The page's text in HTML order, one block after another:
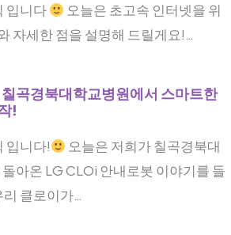
입니다
오늘은 초고속 인터넷을 위
자세한 점을 설명해 드릴게요!…
곡경북대학교병원에서 스마트한
!
입니다!
오늘은 저희가 칠곡경북대
아온 LG CLOi 안내로봇 이야기를 들
클로이가…